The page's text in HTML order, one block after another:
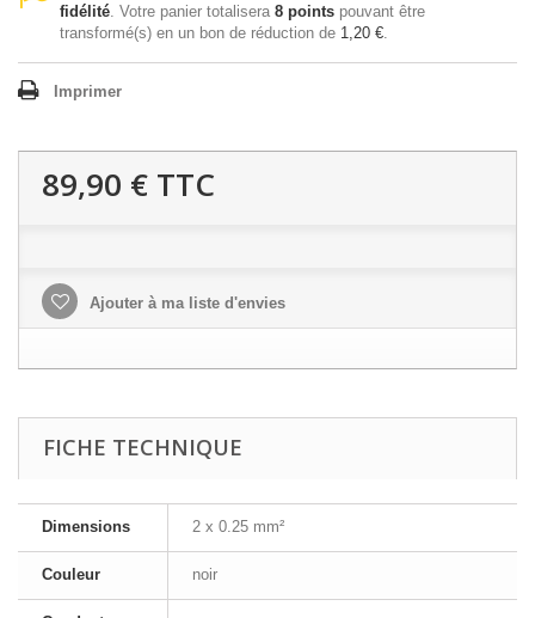
fidélité. Votre panier totalisera 8 points pouvant être
transformé(s) en un bon de réduction de 1,20 €.
Imprimer
89,90 € TTC
Ajouter à ma liste d'envies
FICHE TECHNIQUE
Dimensions 2 x 0.25 mm²
Couleur noir